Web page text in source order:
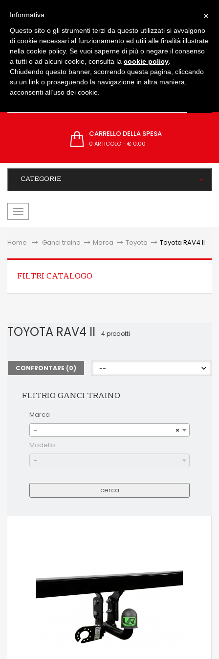
CARRELLO DELLA SPESA
0 ARTICOLO- € 0,00
CATEGORIE
navigazione
Home &gt;Ganci traino > Marca > Toyota > Toyota RAV4 II
FILTRI CATALOGO
TOYOTA RAV4 II 4 prodotti
CONFRONTARE (0)
FLITRIO GANCI TRAINO
Marca
×
-
Modello
-
×
Informativa
Questo sito o gli strumenti terzi da questo utilizzati si avvalgono
di cookie necessari al funzionamento ed utili alle finalità illustrate
nella cookie policy. Se vuoi saperne di più o negare il consenso
a tutti o ad alcuni cookie, consulta la cookie policy
Chiudendo questo banner, scorrendo questa pagina, cliccando
su un link o proseguendo la navigazione in altra maniera,
acconsenti all’uso dei cookie.